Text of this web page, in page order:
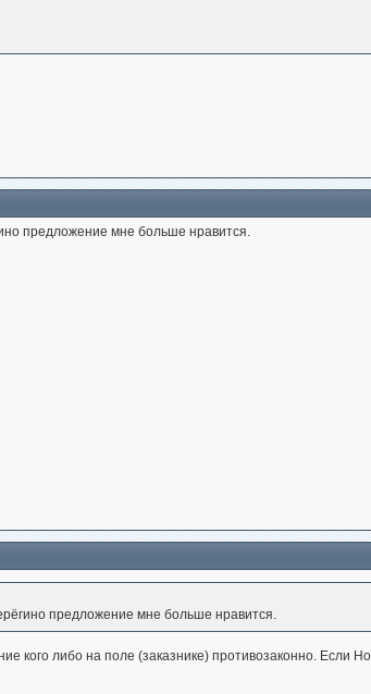
предложение мне больше нравится.
предложение мне больше нравится.
кого либо на поле (заказнике) противозаконно. Если